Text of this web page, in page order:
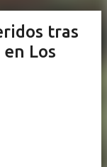
tras
Los